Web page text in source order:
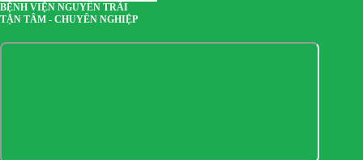
BỆNH VIỆN NGUYỄN TRÃI
TẬN TÂM - CHUYÊN NGHIỆP